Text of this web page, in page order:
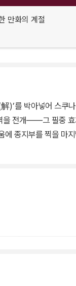
만화의 계절
)’를 박아넣어 스쿠
을 전개――그 필중 효
에 종지부를 찍을 마